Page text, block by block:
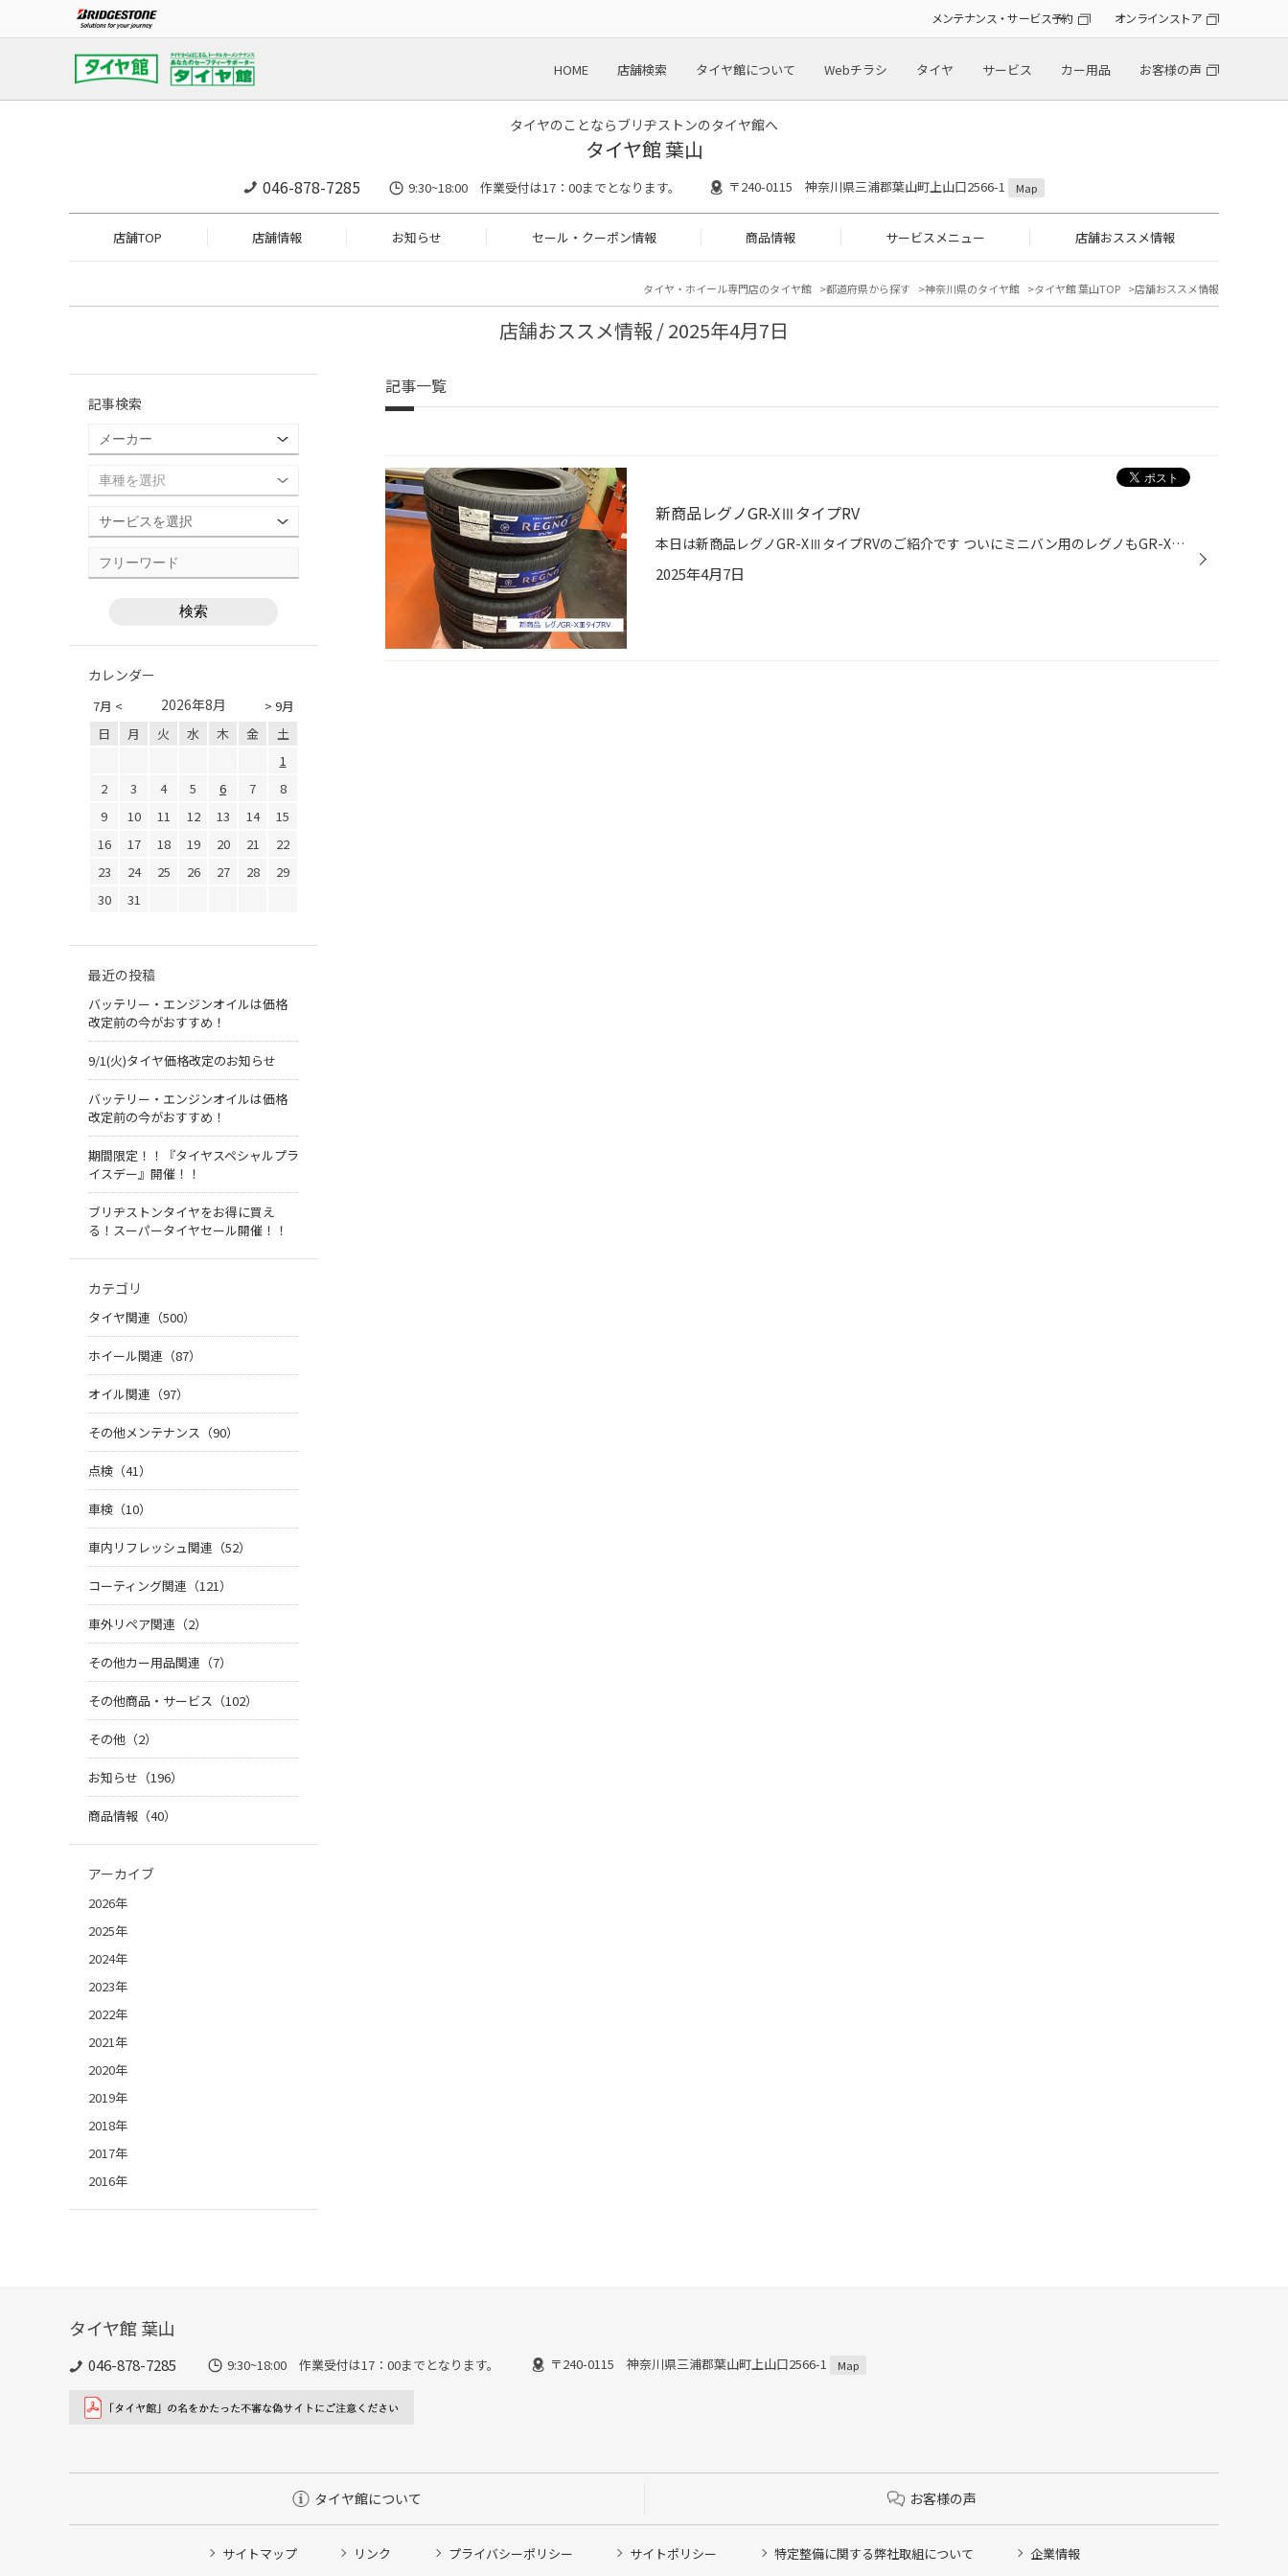
メンテナンス・サービス予約 オンラインストア
HOME 店舗検索 タイヤ館について Webチラシ タイヤ サービス カー用品 お客様の声
タイヤのことならブリヂストンのタイヤ館へ
タイヤ館 葉山
046-878-7285 9:30~18:00 作業受付は17：00までとなります。 〒240-0115 神奈川県三浦郡葉山町上山口2566-1 Map
店舗TOP 店舗情報 お知らせ セール・クーポン情報 商品情報 サービスメニュー 店舗おススメ情報
タイヤ・ホイール専門店のタイヤ館 都道府県から探す 神奈川県のタイヤ館 タイヤ館 葉山TOP 店舗おススメ情報
店舗おススメ情報 / 2025年4月7日
記事一覧
新商品レグノGR-XⅢタイプRV
本日は新商品レグノGR-XⅢタイプRVのご紹介です ついにミニバン用のレグノもGR-XⅢにモデルチェンジいたしました 今回は早速、新商品のお取り付けをご用命いただきました。ありがとうございます！ 当店いちおしレグノGR-XⅢタイプRV！ぜひお試しください
2025年4月7日
記事検索
カレンダー
7月 < > 9月
2026年8月
日 月 火 水 木 金
土
1
2
3 4 5 6 7
8
9
10 11 12 13 14
15
16
17 18 19 20 21
22
23
24 25 26 27 28
29
30
31
最近の投稿
バッテリー・エンジンオイルは価格
改定前の今がおすすめ！
9/1(火)タイヤ価格改定のお知らせ
バッテリー・エンジンオイルは価格
改定前の今がおすすめ！
期間限定！！『タイヤスペシャルプラ
イスデー』開催！！
ブリヂストンタイヤをお得に買え
る！スーパータイヤセール開催！！
カテゴリ
タイヤ関連（500）
ホイール関連（87）
オイル関連（97）
その他メンテナンス（90）
点検（41）
車検（10）
車内リフレッシュ関連（52）
コーティング関連（121）
車外リペア関連（2）
その他カー用品関連（7）
その他商品・サービス（102）
その他（2）
お知らせ（196）
商品情報（40）
アーカイブ
2026年
2025年
2024年
2023年
2022年
2021年
2020年
2019年
2018年
2017年
2016年
タイヤ館 葉山
046-878-7285 9:30~18:00 作業受付は17：00までとなります。 〒240-0115 神奈川県三浦郡葉山町上山口2566-1 Map
タイヤ館について お客様の声
サイトマップ リンク プライバシーポリシー サイトポリシー 特定整備に関する弊社取組について 企業情報
タイヤ点検・安全点検/タイヤ履き替え/オイル交換/その他ピット作業の予約